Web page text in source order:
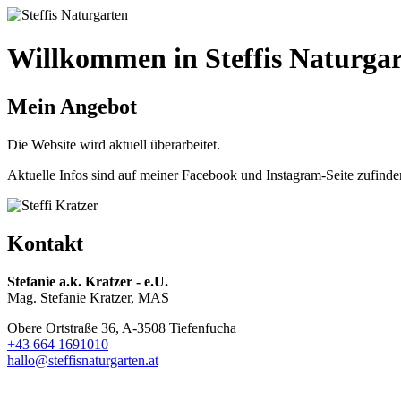
Willkommen in Steffis
Mein Angebot
Die Website wird aktuell überarbeitet.
Aktuelle Infos sind auf meiner Facebook und Instagram-Seite
Kontakt
Stefanie a.k. Kratzer - e.U.
Mag. Stefanie Kratzer, MAS
Obere Ortstraße 36, A-3508 Tiefenfucha
+43 664 1691010
hallo@steffisnaturgarten.at